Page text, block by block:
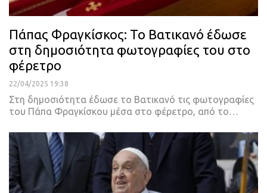
Πάπας Φραγκίσκος: Το Βατικανό έδωσε
στη δημοσιότητα φωτογραφίες του στο
φέρετρο
22/04/2025 19:38
Στη δημοσιότητα έδωσε το Βατικανό τις φωτογραφίες
του Πάπα Φραγκίσκου μέσα στο φέρετρο, από το…